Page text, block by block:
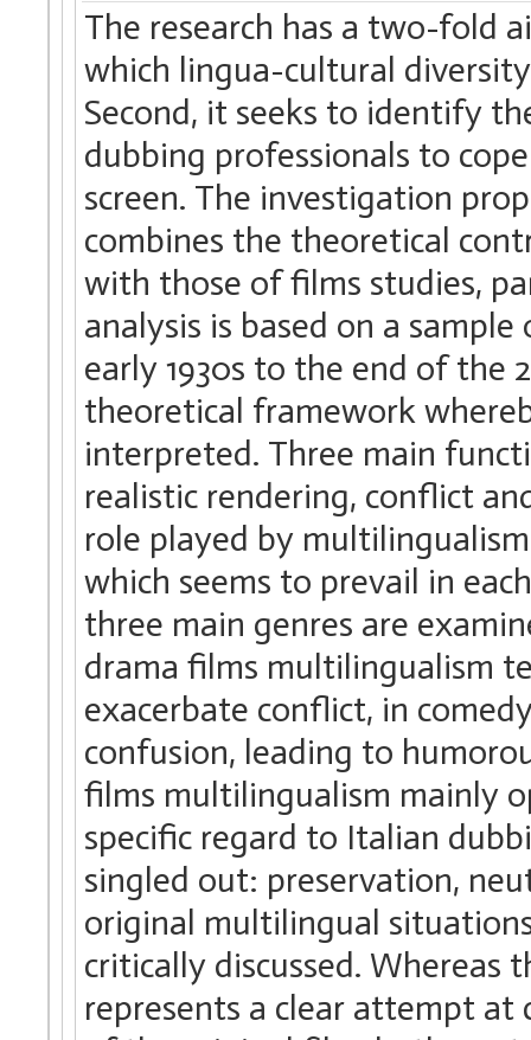
The research has a two-fold
which lingua-cultural
Second, it seeks to identify
dubbing professionals to
screen. The investigation
combines the theoretical
with those of films studies,
analysis is based on a
early 1930s to the end of the
theoretical framework
interpreted. Three main
realistic rendering, conflict
role played by
which seems to prevail in
three main genres are
drama films multilingualism
exacerbate conflict, in
confusion, leading to
films multilingualism mainly
specific regard to Italian
singled out: preservation,
original multilingual
critically discussed.
represents a clear attempt